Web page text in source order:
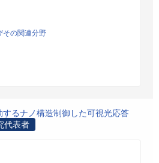
その関連分野
るナノ構造制御した可視光応答
代表者